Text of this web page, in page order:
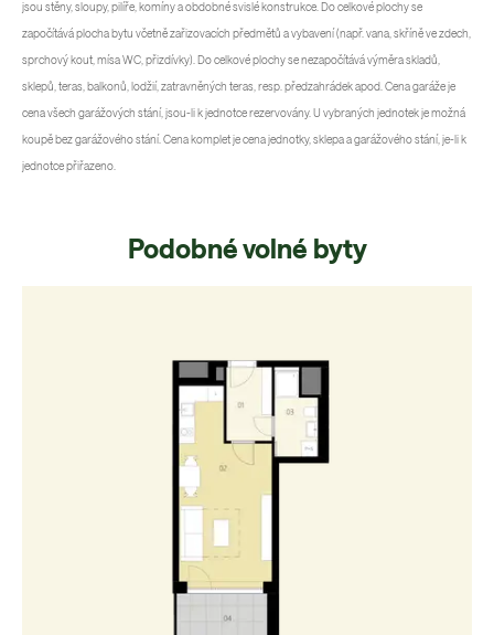
jsou stěny, sloupy, pilíře, komíny a obdobné svislé konstrukce. Do celkové plochy se
započítává plocha bytu včetně zařizovacích předmětů a vybavení (např. vana, skříně ve zdech,
sprchový kout, mísa WC, přizdívky). Do celkové plochy se nezapočítává výměra skladů,
sklepů, teras, balkonů, lodžií, zatravněných teras, resp. předzahrádek apod. Cena garáže je
cena všech garážových stání, jsou-li k jednotce rezervovány. U vybraných jednotek je možná
koupě bez garážového stání. Cena komplet je cena jednotky, sklepa a garážového stání, je-li k
jednotce přiřazeno.
Podobné volné byty